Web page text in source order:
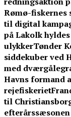
Rømø-fiskernes
til digital
på Lakolk
ulykkerTønder
siddekuber ved
med
Havns formand
rejefiskeriet
til